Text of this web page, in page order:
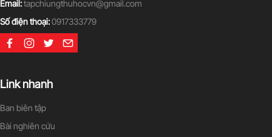
Email:tapchiungthuhocvn@gmail.com
Số điện thoại:0917333779
Link nhanh
Ban biên tập
Bài nghiên cứu